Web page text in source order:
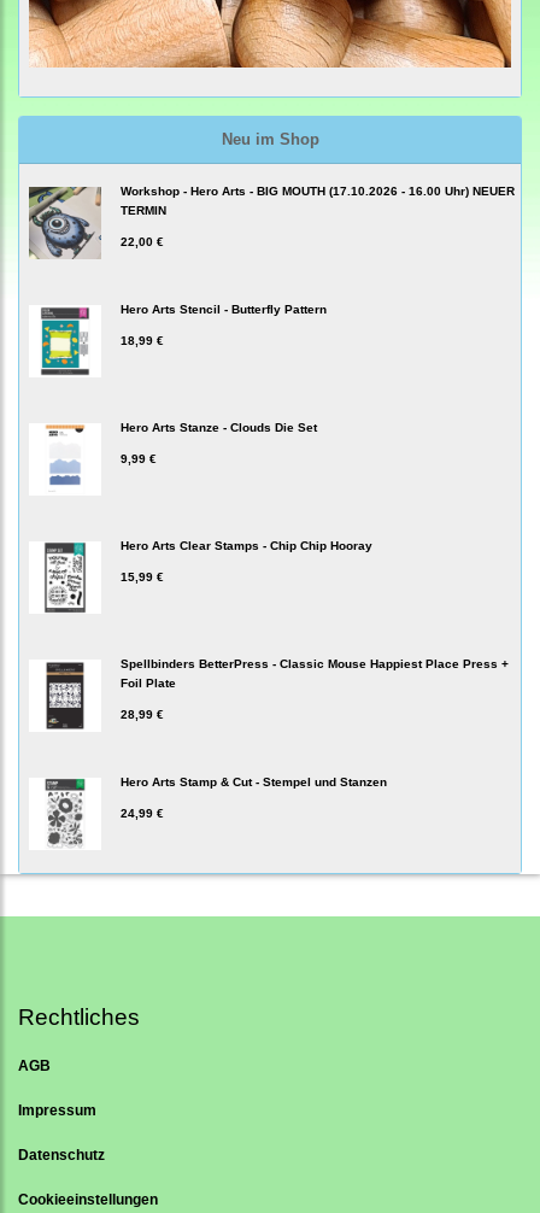
Neu im Shop
Workshop - Hero Arts - BIG MOUTH (17.10.2026 - 16.00 Uhr) NEUER
TERMIN
22,00 €
Hero Arts Stencil - Butterfly Pattern
18,99 €
Hero Arts Stanze - Clouds Die Set
9,99 €
Hero Arts Clear Stamps - Chip Chip Hooray
15,99 €
Spellbinders BetterPress - Classic Mouse Happiest Place Press +
Foil Plate
28,99 €
Hero Arts Stamp & Cut - Stempel und Stanzen
24,99 €
Rechtliches
AGB
Impressum
Datenschutz
Cookieeinstellungen